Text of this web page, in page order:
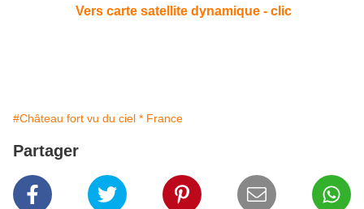
Vers carte satellite dynamique - clic
#Château fort vu du ciel * France
Partager